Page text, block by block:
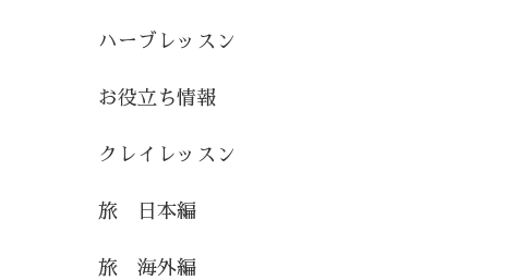
ハーブレッスン
お役立ち情報
クレイレッスン
旅 日本編
旅 海外編